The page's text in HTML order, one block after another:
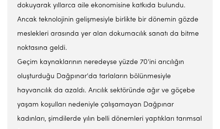
dokuyarak yıllarca aile ekonomisine katkıda bulundu.
Ancak teknolojinin gelişmesiyle birlikte bir dönemin gözde
meslekleri arasında yer alan dokumacılık sanatı da bitme
noktasına geldi.
Geçim kaynaklarının neredeyse yüzde 70'ini arıcılığın
oluşturduğu Dağpınar'da tarlaların bölünmesiyle
hayvancılık da azaldı. Arıcılık sektöründe ağır ve göçebe
yaşam koşulları nedeniyle çalışamayan Dağpınar
kadınları, şimdilerde yılın belli dönemleri yaptıkları tarımsal